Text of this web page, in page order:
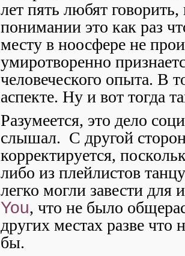
лет пять любят
понимании это как раз
месту в ноосфере не
умиротворенно
человеческого опыта. В
аспекте. Ну и вот тогда
Разумеется, это дело
слышал. С другой
корректируется,
либо из плейлистов
легко могли завести для
You, что не было
других местах разве
бы.